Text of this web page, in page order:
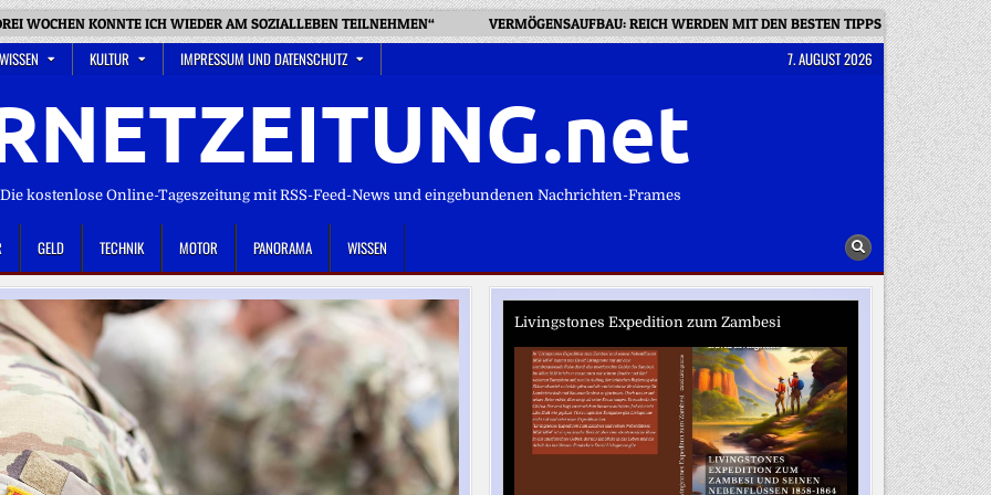
WOCHEN KONNTE ICH WIEDER AM SOZIALLEBEN TEILNEHMEN“ VERMÖGENSAUFBAU: REICH WERDEN MIT DEN BESTEN TIPPS DER
KULTUR IMPRESSUM UND DATENSCHUTZ 7. AUGUST 2026
kostenlose Online-Tageszeitung mit RSS-Feed-News und eingebundenen Nachrichten-Frames
GELD TECHNIK MOTOR PANORAMA WISSEN
Livingstones Expedition zum Zambesi